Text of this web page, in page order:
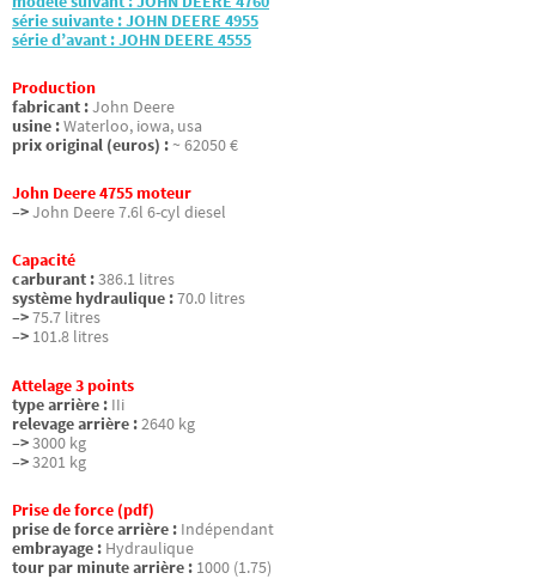
série suivante : JOHN DEERE 4955
série d’avant : JOHN DEERE 4555
Production
fabricant :John Deere
usine :Waterloo, iowa, usa
prix original (euros) : ~ 62050 €
John Deere 4755 moteur
–>John Deere 7.6l 6-cyl diesel
Capacité
carburant :386.1 litres
système hydraulique :70.0 litres
–>75.7 litres
–> 101.8 litres
Attelage 3 points
type arrière : IIi
relevage arrière :2640 kg
–>3000 kg
–>3201 kg
Prise de force (pdf)
prise de force arrière : Indépendant
embrayage : Hydraulique
tour par minute arrière : 1000 (1.75)